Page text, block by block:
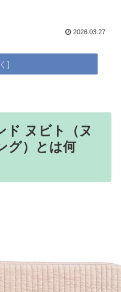
2026.03.27
ド ヌビト（ヌ
グ）とは何